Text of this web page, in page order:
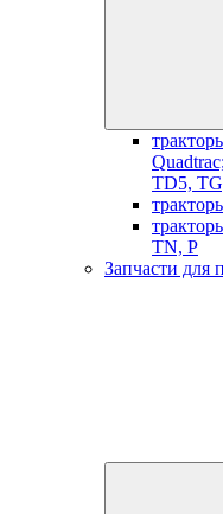
TD5,
TN, P
Запчасти для